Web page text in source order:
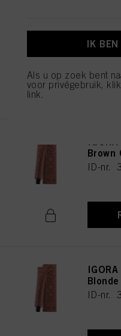
ID-nr.
Brown
ID-nr.
ID-nr.
IK BEN
Als u op zoek bent
voor privégebruik,
link.